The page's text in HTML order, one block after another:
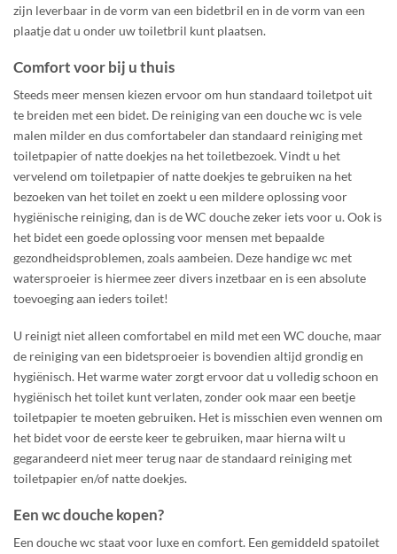
zijn leverbaar in de vorm van een bidetbril en in de vorm van een
plaatje dat u onder uw toiletbril kunt plaatsen.
Comfort voor bij u thuis
Steeds meer mensen kiezen ervoor om hun standaard toiletpot uit
te breiden met een bidet. De reiniging van een douche wc is vele
malen milder en dus comfortabeler dan standaard reiniging met
toiletpapier of natte doekjes na het toiletbezoek. Vindt u het
vervelend om toiletpapier of natte doekjes te gebruiken na het
bezoeken van het toilet en zoekt u een mildere oplossing voor
hygiënische reiniging, dan is de WC douche zeker iets voor u. Ook is
het bidet een goede oplossing voor mensen met bepaalde
gezondheidsproblemen, zoals aambeien. Deze handige wc met
watersproeier is hiermee zeer divers inzetbaar en is een absolute
toevoeging aan ieders toilet!
U reinigt niet alleen comfortabel en mild met een WC douche, maar
de reiniging van een bidetsproeier is bovendien altijd grondig en
hygiënisch. Het warme water zorgt ervoor dat u volledig schoon en
hygiënisch het toilet kunt verlaten, zonder ook maar een beetje
toiletpapier te moeten gebruiken. Het is misschien even wennen om
het bidet voor de eerste keer te gebruiken, maar hierna wilt u
gegarandeerd niet meer terug naar de standaard reiniging met
toiletpapier en/of natte doekjes.
Een wc douche kopen?
Een douche wc staat voor luxe en comfort. Een gemiddeld spatoilet